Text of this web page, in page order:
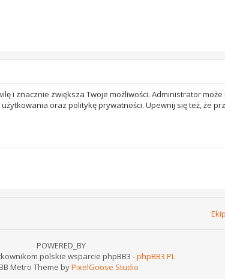
i znacznie zwiększa Twoje możliwości. Administrator
oraz politykę prywatności. Upewnij się też, że
POWERED_BY
polskie wsparcie phpBB3 -phpBB3.PL
Metro Theme byPixelGoose Studio